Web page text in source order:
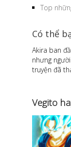
Top
Có thể
Akira ban
nhưng
truyện đã
Vegito